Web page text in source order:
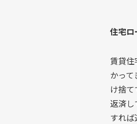
住宅ロ
賃貸住
かっ
け捨
返済し
すれ